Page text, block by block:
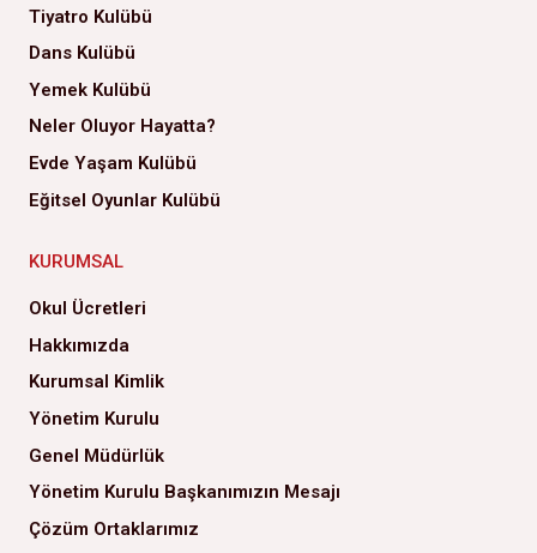
Tiyatro Kulübü
Dans Kulübü
Yemek Kulübü
Neler Oluyor Hayatta?
Evde Yaşam Kulübü
Eğitsel Oyunlar Kulübü
KURUMSAL
Okul Ücretleri
Hakkımızda
Kurumsal Kimlik
Yönetim Kurulu
Genel Müdürlük
Yönetim Kurulu Başkanımızın Mesajı
Çözüm Ortaklarımız